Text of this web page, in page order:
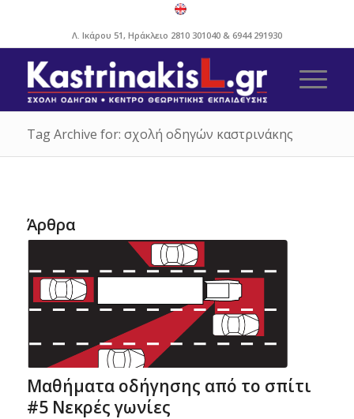
Λ. Ικάρου 51, Ηράκλειο 2810 301040& 6944 291930
Tag Archive for: σχολή οδηγών καστρινάκης
Άρθρα
Μαθήματα οδήγησης από το σπίτι
#5 Νεκρές γωνίες